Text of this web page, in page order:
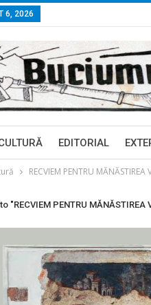
6, 2026
EDITORIAL
RECVIEM PENTRU
"RECVIEM PENTRU